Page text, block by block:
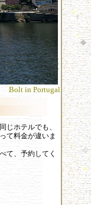
Bolt in Portugal
じホテルでも、
て料金が違いま
て、予約してく